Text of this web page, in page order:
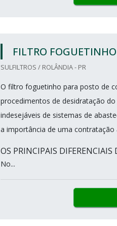
FILTRO
SULFILTROS / ROLÂNDIA - PR
O filtro foguetinho para posto de
procedimentos de desidratação
indesejáveis de sistemas de
a importância de uma contratação
OS PRINCIPAIS
No...